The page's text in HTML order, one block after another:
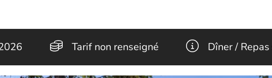
Tarif non renseigné Dîner /